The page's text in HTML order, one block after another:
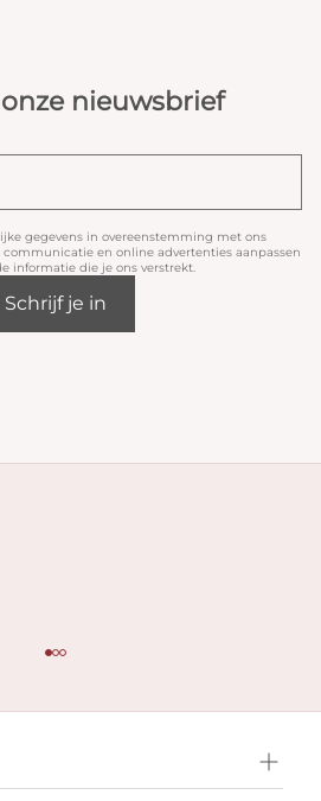
nieuwsbrief
gegevens in overeenstemming met ons
communicatie en online advertenties aanpassen
informatie die je ons verstrekt.
Schrijf je in